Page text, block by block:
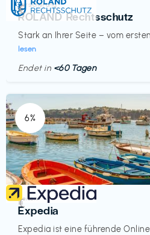
Versicherung
ROLAND Rechtsschutz
Stark an Ihrer Seite – vom
lesen
€‎
Endet in <60 Tagen
6%
Reisen
Expedia
Expedia ist eine führende
€‎